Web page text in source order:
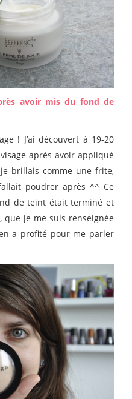
avoir mis du fond de
! J’ai découvert à 19-20
après avoir appliqué
brillais comme une frite,
poudrer après ^^ Ce
de teint était terminé et
que je me suis renseignée
a profité pour me parler